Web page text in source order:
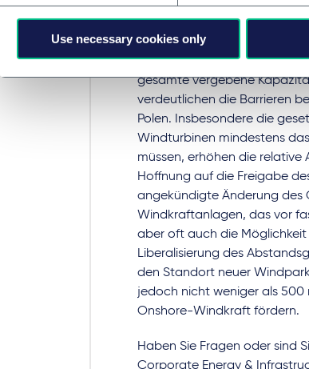
Use necessary cookies only
durchführte, entfielen rund
Insgesamt wurden rund 24,7
38,7 TWh, die die ERO
waren für Windkraftprojekte
gesamte vergebene
verdeutlichen die Barrieren
Polen. Insbesondere die
Windturbinen mindestens
müssen, erhöhen die
Hoffnung auf die Freigabe
angekündigte Änderung des
Windkraftanlagen, das vor
aber oft auch die
Liberalisierung des
den Standort neuer
jedoch nicht weniger als 500
Onshore-Windkraft fördern.
Haben Sie Fragen oder sind
Corporate Energy &